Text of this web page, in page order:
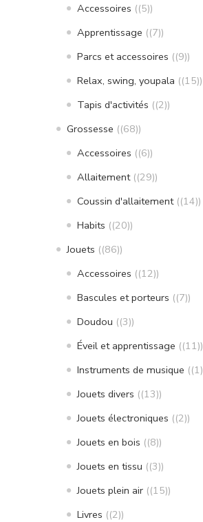
Accessoires (5)
Apprentissage (7)
Parcs et accessoires (9)
Relax, swing, youpala (15)
Tapis d'activités (2)
Grossesse (68)
Accessoires (6)
Allaitement (29)
Coussin d'allaitement (14)
Habits (20)
Jouets (86)
Accessoires (12)
Bascules et porteurs (7)
Doudou (3)
Éveil et apprentissage (11)
Instruments de musique (1)
Jouets divers (13)
Jouets électroniques (2)
Jouets en bois (8)
Jouets en tissu (3)
Jouets plein air (15)
Livres (2)